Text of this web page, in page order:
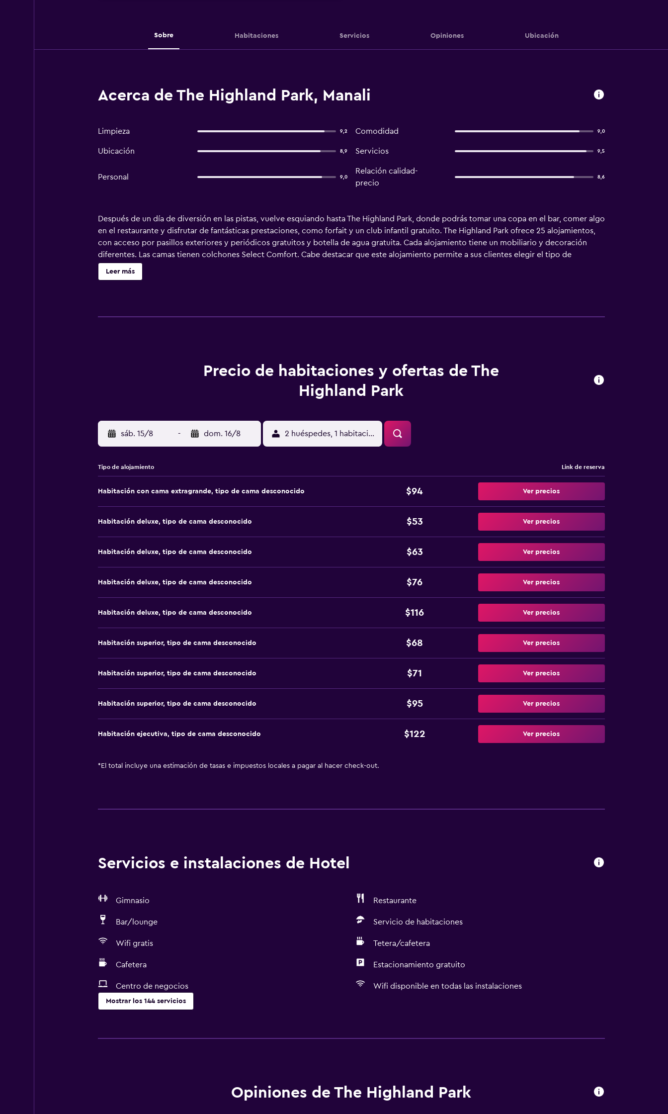
Sobre Habitaciones Servicios Opiniones Ubicación
Acerca de The Highland Park, Manali
Limpieza 9,2 Comodidad 9,0
Ubicación 8,9 Servicios 9,5
Personal 9,0
Relación calidad-
precio
8,6
Después de un día de diversión en las pistas, vuelve esquiando hasta The Highland Park, donde podrás tomar una copa en el bar, comer algo
en el restaurante y disfrutar de fantásticas prestaciones, como forfait y un club infantil gratuito. The Highland Park ofrece 25 alojamientos,
con acceso por pasillos exteriores y periódicos gratuitos y botella de agua gratuita. Cada alojamiento tiene un mobiliario y decoración
diferentes. Las camas tienen colchones Select Comfort. Cabe destacar que este alojamiento permite a sus clientes elegir el tipo de
almohada. Se ofrece una televisión LED de 32 pulgadas con canales por satélite de suscripción. Los baños están equipados con ducha,
albornoces, zapatillas y bidé. Los huéspedes pueden navegar por la web gracias a nuestro acceso a Internet wifi gratis. Los servicios para
Leer más
Precio de habitaciones y ofertas de The
Highland Park
sáb. 15/8 - dom. 16/8 2 huéspedes, 1 habitación
Tipo de alojamiento Link de reserva
Habitación con cama extragrande, tipo de cama desconocido $94 Ver precios
Habitación deluxe, tipo de cama desconocido $53 Ver precios
Habitación deluxe, tipo de cama desconocido $63 Ver precios
Habitación deluxe, tipo de cama desconocido $76 Ver precios
Habitación deluxe, tipo de cama desconocido $116 Ver precios
Habitación superior, tipo de cama desconocido $68 Ver precios
Habitación superior, tipo de cama desconocido $71 Ver precios
Habitación superior, tipo de cama desconocido $95 Ver precios
Habitación ejecutiva, tipo de cama desconocido $122 Ver precios
* El total incluye una estimación de tasas e impuestos locales a pagar al hacer check-out.
Servicios e instalaciones de Hotel
Gimnasio Restaurante
Bar/lounge Servicio de habitaciones
Wifi gratis Tetera/cafetera
Cafetera Estacionamiento gratuito
Centro de negocios Wifi disponible en todas las instalaciones
Mostrar los 144 servicios
Centro de negocios
Ecoturismo
Sala de juegos
Opiniones de The Highland Park